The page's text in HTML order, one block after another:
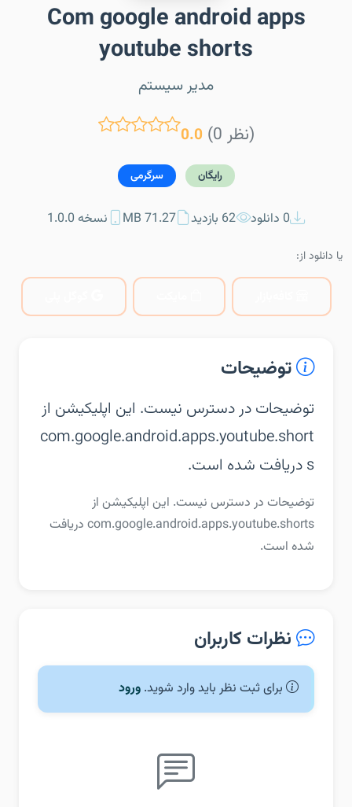
Com google android apps
youtube shorts
مدیر سیستم
0.0 (0 نظر)
رایگان سرگرمی
0 دانلود 62 بازدید 71.27 MB نسخه 1.0.0
یا دانلود از:
توضیحات
توضیحات در دسترس نیست. این اپلیکیشن از
com.google.android.apps.youtube.short
s دریافت شده است.
توضیحات در دسترس نیست. این اپلیکیشن از
com.google.android.apps.youtube.shorts دریافت
شده است.
نظرات کاربران
برای ثبت نظر باید وارد شوید. ورود